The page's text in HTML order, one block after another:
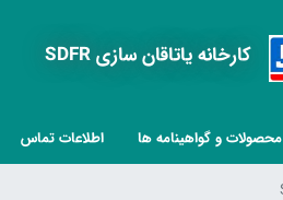
کارخانه یاتاقان سازی SDFR
محصولات و گواهینامه ها اطلاعات تماس